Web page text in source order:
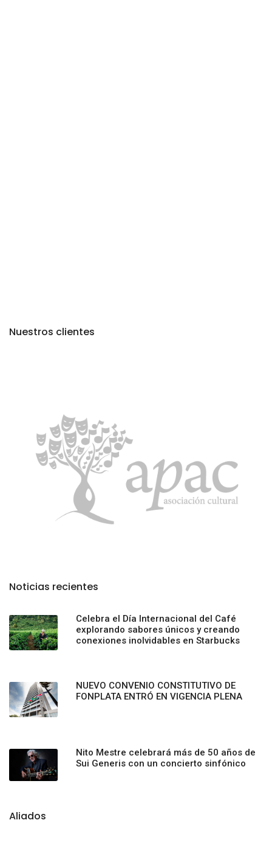
Nuestros clientes
Noticias recientes
Celebra el Día Internacional del Café
explorando sabores únicos y creando
conexiones inolvidables en Starbucks
NUEVO CONVENIO CONSTITUTIVO DE
FONPLATA ENTRÓ EN VIGENCIA PLENA
Nito Mestre celebrará más de 50 años de
Sui Generis con un concierto sinfónico
Aliados